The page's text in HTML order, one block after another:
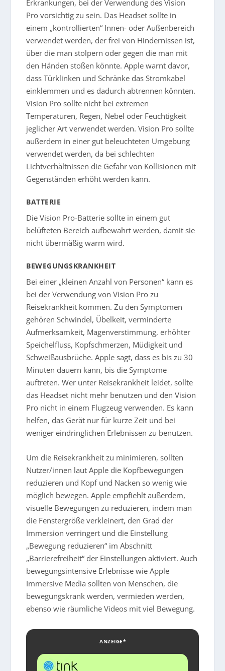
Erkrankungen, bei der Verwendung des Vision
Pro vorsichtig zu sein. Das Headset sollte in
einem „kontrollierten“ Innen- oder Außenbereich
verwendet werden, der frei von Hindernissen ist,
über die man stolpern oder gegen die man mit
den Händen stoßen könnte. Apple warnt davor,
dass Türklinken und Schränke das Stromkabel
einklemmen und es dadurch abtrennen könnten.
Vision Pro sollte nicht bei extremen
Temperaturen, Regen, Nebel oder Feuchtigkeit
jeglicher Art verwendet werden. Vision Pro sollte
außerdem in einer gut beleuchteten Umgebung
verwendet werden, da bei schlechten
Lichtverhältnissen die Gefahr von Kollisionen mit
Gegenständen erhöht werden kann.
BATTERIE
Die Vision Pro-Batterie sollte in einem gut
belüfteten Bereich aufbewahrt werden, damit sie
nicht übermäßig warm wird.
BEWEGUNGSKRANKHEIT
Bei einer „kleinen Anzahl von Personen“ kann es
bei der Verwendung von Vision Pro zu
Reisekrankheit kommen. Zu den Symptomen
gehören Schwindel, Übelkeit, verminderte
Aufmerksamkeit, Magenverstimmung, erhöhter
Speichelfluss, Kopfschmerzen, Müdigkeit und
Schweißausbrüche. Apple sagt, dass es bis zu 30
Minuten dauern kann, bis die Symptome
auftreten. Wer unter Reisekrankheit leidet, sollte
das Headset nicht mehr benutzen und den Vision
Pro nicht in einem Flugzeug verwenden. Es kann
helfen, das Gerät nur für kurze Zeit und bei
weniger eindringlichen Erlebnissen zu benutzen.
Um die Reisekrankheit zu minimieren, sollten
Nutzer/innen laut Apple die Kopfbewegungen
reduzieren und Kopf und Nacken so wenig wie
möglich bewegen. Apple empfiehlt außerdem,
visuelle Bewegungen zu reduzieren, indem man
die Fenstergröße verkleinert, den Grad der
Immersion verringert und die Einstellung
„Bewegung reduzieren“ im Abschnitt
„Barrierefreiheit“ der Einstellungen aktiviert. Auch
bewegungsintensive Erlebnisse wie Apple
Immersive Media sollten von Menschen, die
bewegungskrank werden, vermieden werden,
ebenso wie räumliche Videos mit viel Bewegung.
ANZEIGE*